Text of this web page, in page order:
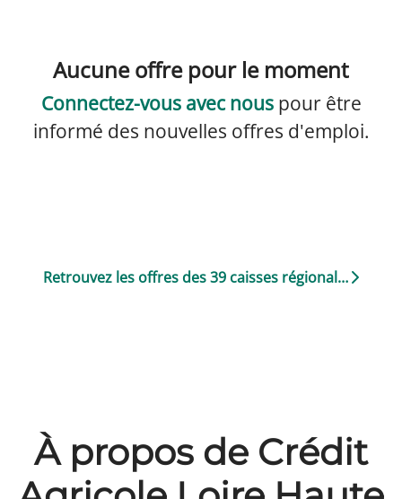
Aucune offre pour le moment
Connectez-vous avec nouspour être
informé des nouvelles offres d'emploi.
Retrouvez les offres des 39 caisses régionales
À propos de Crédit